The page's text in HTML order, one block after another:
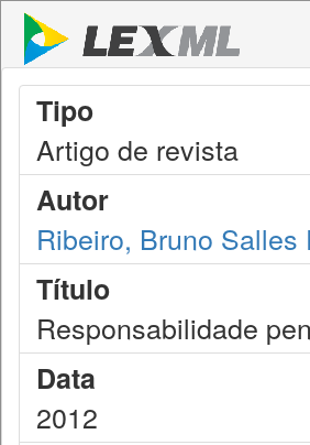
Tipo
Artigo de revista
Autor
Ribeiro, Bruno Salles
Título
Responsabilidade
Data
2012